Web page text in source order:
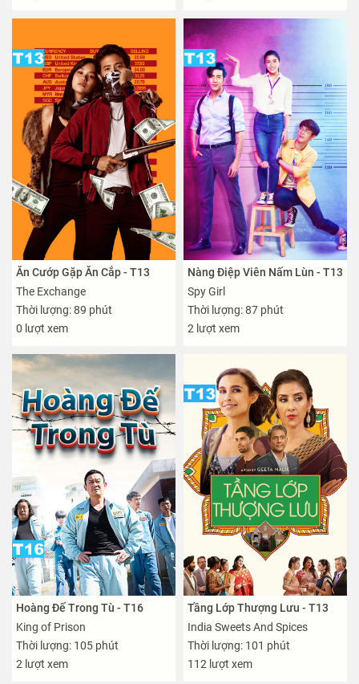
Ăn Cướp Gặp Ăn Cắp - T13
The Exchange
Thời lượng: 89 phút
0 lượt xem
Nàng Điệp Viên Nấm Lùn - T13
Spy Girl
Thời lượng: 87 phút
2 lượt xem
Hoàng Đế Trong Tù - T16
King of Prison
Thời lượng: 105 phút
2 lượt xem
Tầng Lớp Thượng Lưu - T13
India Sweets And Spices
Thời lượng: 101 phút
112 lượt xem